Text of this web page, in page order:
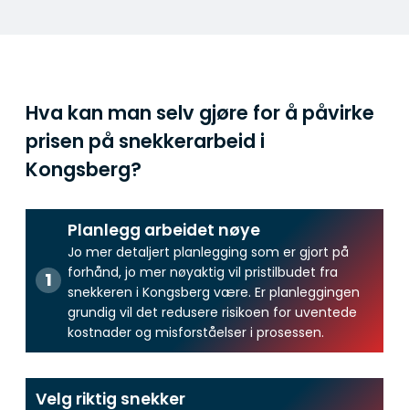
Hva kan man selv gjøre for å påvirke
prisen på snekkerarbeid i
Kongsberg?
Planlegg arbeidet nøye
Jo mer detaljert planlegging som er gjort på
forhånd, jo mer nøyaktig vil pristilbudet fra
snekkeren i Kongsberg være. Er planleggingen
grundig vil det redusere risikoen for uventede
kostnader og misforståelser i prosessen.
Velg riktig snekker